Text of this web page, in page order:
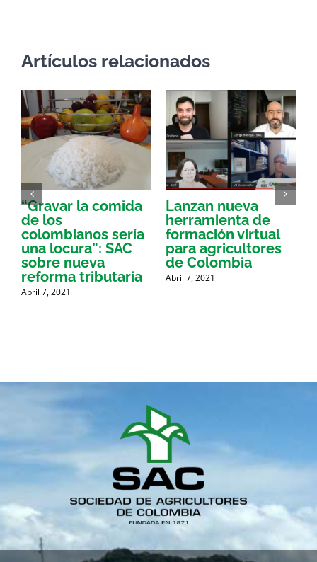
Artículos relacionados
“Gravar la comida
de los
colombianos sería
una locura”: SAC
sobre nueva
reforma tributaria
Abril 7, 2021
Lanzan nueva
herramienta de
formación virtual
para agricultores
de Colombia
Abril 7, 2021